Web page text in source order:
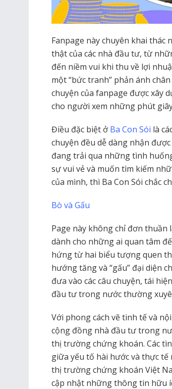
Fanpage này chuyên khai
thật của các nhà đầu tư, từ
đến niềm vui khi thu về lợi
một “bức tranh” phản ánh
chuyện của fanpage được xây
cho người xem những phút
Điều đặc biệt ở Ba Con Sói là
chuyện đều dễ dàng nhận
đang trải qua những tình
sự vui vẻ và muốn tìm kiếm
của mình, thì Ba Con Sói chắc
Bò và Gấu
Page này không chỉ đơn
dành cho những ai quan tâm
hứng từ hai biểu tượng quen
hướng tăng và “gấu” đại diện
đưa vào các câu chuyện, tái
đầu tư trong nước thường
Với phong cách vẽ tinh tế và
cộng đồng nhà đầu tư trong
thị trường chứng khoán. Các
giữa yếu tố hài hước và thực
thị trường chứng khoán Việt
cập nhật những thông tin hữu